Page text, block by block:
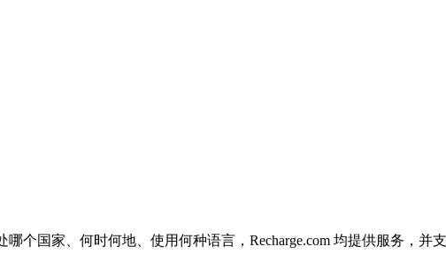
个国家、何时何地、使用何种语言，Recharge.com 均提供服务，